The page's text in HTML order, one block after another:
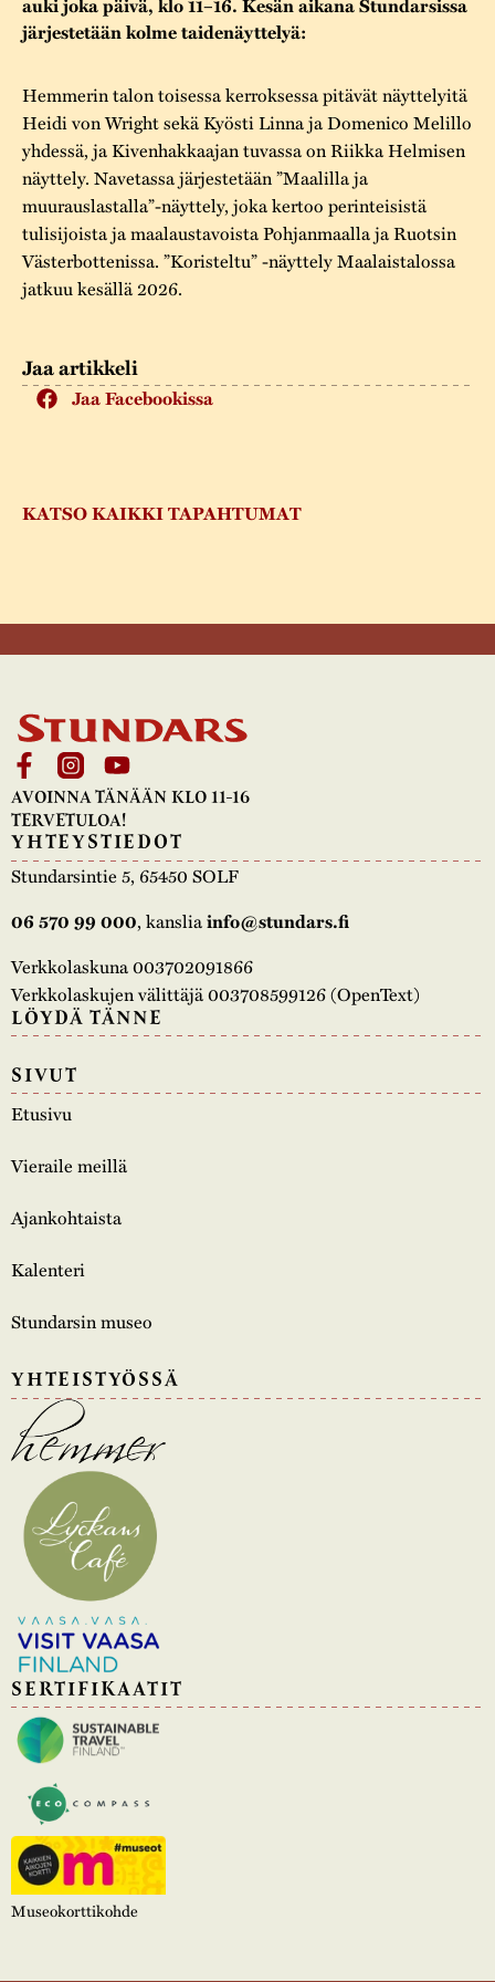
Vaellusreitti
Kestävä kehitys
Turvallisuus
Yhteystiedot
Varaa tilat
Jarl Hemmer
Rakennukset
Museokokoelmat
Museopedagogiikka
Käsityö
Projektit
YSTÄVÄT
Vuosikertomukset
Vuoden Gunnar
Jaa artikkeli
Jaa Facebookissa
KATSO KAIKKI TAPAHTUMAT
auki joka päivä, klo 11–16. Kesän aikana Stundarsissa
järjestetään kolme taidenäyttelyä:
Hemmerin talon toisessa kerroksessa pitävät näyttelyitä
Heidi von Wright sekä Kyösti Linna ja Domenico Melillo
yhdessä, ja Kivenhakkaajan tuvassa on Riikka Helmisen
näyttely. Navetassa järjestetään ”Maalilla ja
muurauslastalla”-näyttely, joka kertoo perinteisistä
tulisijoista ja maalaustavoista Pohjanmaalla ja Ruotsin
Västerbottenissa. ”Koristeltu” -näyttely Maalaistalossa
jatkuu kesällä 2026.
AVOINNA TÄNÄÄN KLO 11-16
TERVETULOA!
YHTEYSTIEDOT
Stundarsintie 5, 65450 SOLF
06 570 99 000, kansliainfo@stundars.fi
Verkkolaskuna 003702091866
Verkkolaskujen välittäjä 003708599126 (OpenText)
LÖYDÄ TÄNNE
SIVUT
Etusivu
Vieraile meillä
Ajankohtaista
Kalenteri
Stundarsin museo
YHTEISTYÖSSÄ
SERTIFIKAATIT
Museokorttikohde